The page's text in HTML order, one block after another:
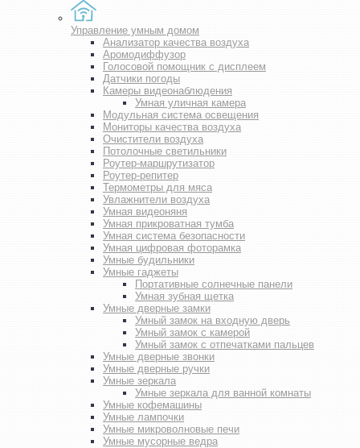
Управление умным домом
Анализатор качества воздуха
Аромодиффузор
Голосовой помощник с дисплеем
Датчики погоды
Камеры видеонаблюдения
Умная уличная камера
Модульная система освещения
Мониторы качества воздуха
Очистители воздуха
Потолочные светильники
Роутер-маршрутизатор
Роутер-репитер
Термометры для мяса
Увлажнители воздуха
Умная видеоняня
Умная прикроватная тумба
Умная система безопасности
Умная цифровая фоторамка
Умные будильники
Умные гаджеты
Портативные солнечные панели
Умная зубная щетка
Умные дверные замки
Умный замок на входную дверь
Умный замок с камерой
Умный замок с отпечатками пальцев
Умные дверные звонки
Умные дверные ручки
Умные зеркала
Умные зеркала для ванной комнаты
Умные кофемашины
Умные лампочки
Умные микроволновые печи
Умные мусорные ведра